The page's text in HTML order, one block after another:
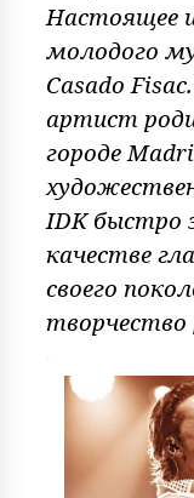
Настоящее
молодого
Casado
артист
городе
IDK быстро
качестве
своего